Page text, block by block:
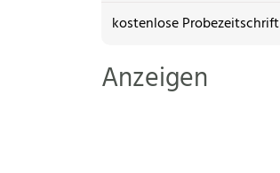
kostenlose Probezeitschrift
Anzeigen